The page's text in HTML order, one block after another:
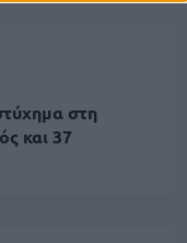
στη
και 37